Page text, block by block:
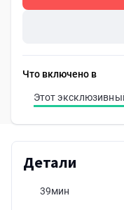
Что включено в
Этот
Детали
39мин